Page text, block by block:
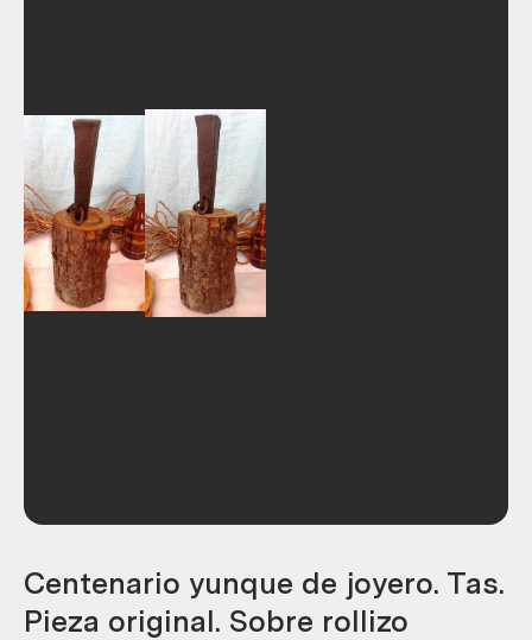
Centenario yunque de joyero. Tas.
Pieza original. Sobre rollizo